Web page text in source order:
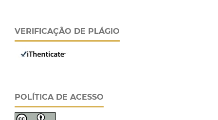
VERIFICAÇÃO DE PLÁGIO
POLÍTICA DE ACESSO